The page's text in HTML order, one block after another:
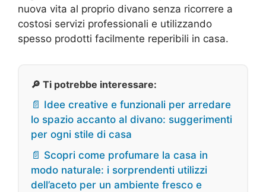
nuova vita al proprio divano senza ricorrere a
costosi servizi professionali e utilizzando
spesso prodotti facilmente reperibili in casa.
🔎 Ti potrebbe interessare:
📄 Idee creative e funzionali per arredare
lo spazio accanto al divano: suggerimenti
per ogni stile di casa
📄 Scopri come profumare la casa in
modo naturale: i sorprendenti utilizzi
dell’aceto per un ambiente fresco e